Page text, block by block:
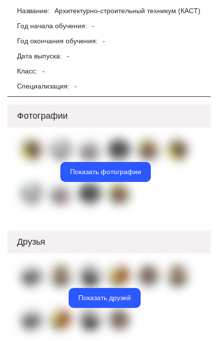
Название:
Архитектурно-строительный техникум (КАСТ)
Год начала обучения:
-
Год окончания обучения:
-
Дата выпуска:
-
Класс:
-
Специализация:
-
Фотографии
Показать фотографии
Друзья
Показать друзей